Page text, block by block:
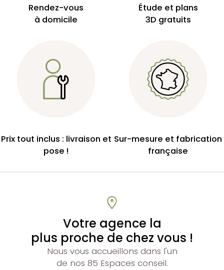
Rendez-vous
à domicile
Étude et plans
3D gratuits
Prix tout inclus : livraison et
pose !
Sur-mesure et fabrication
française
Votre agence la
plus proche de chez vous !
Nous vous accueillons dans l'un
de nos 85 Espaces conseil.